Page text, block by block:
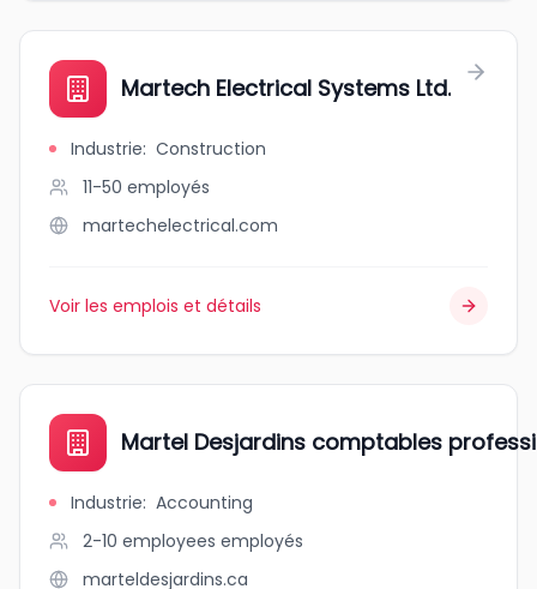
Martech Electrical Systems Ltd.
Industrie: Construction
11-50 employés
martechelectrical.com
Voir les emplois et détails
Martel Desjardins comptables
Industrie: Accounting
2-10 employees employés
marteldesjardins.ca